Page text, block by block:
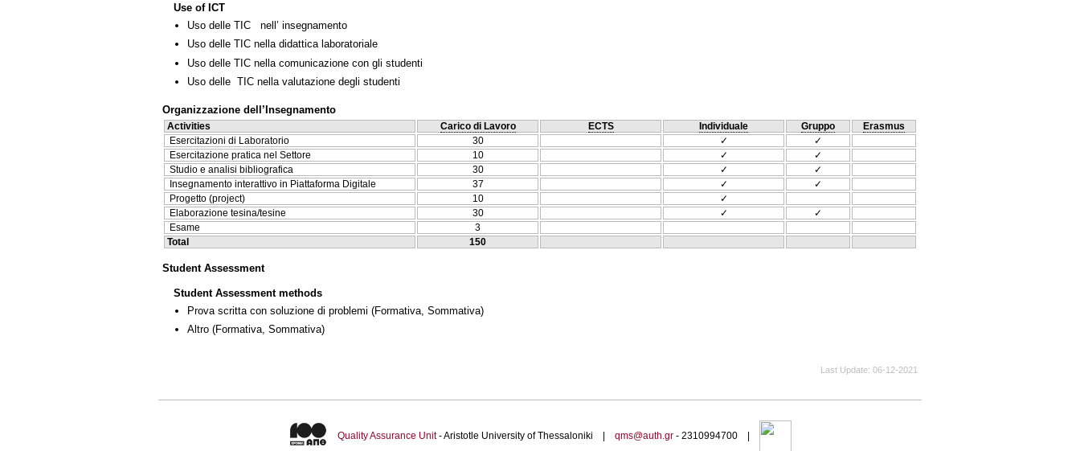
Use of ICT
Uso delle TIC nell’ insegnamento
Uso delle TIC nella didattica laboratoriale
Uso delle TIC nella comunicazione con gli studenti
Uso delle TIC nella valutazione degli studenti
Organizzazione dell’Insegnamento
Activities Carico di Lavoro ECTS Individuale Gruppo
Erasmus
Esercitazioni di Laboratorio
30 ✓
✓
Esercitazione pratica nel Settore
10 ✓
✓
Studio e analisi bibliografica
30 ✓
✓
Insegnamento interattivo in Piattaforma Digitale
37 ✓
✓
Progetto (project)
10
✓
Elaborazione tesina/tesine
30 ✓
✓
Esame
3
Total
150
Student Assessment
Student Assessment methods
Prova scritta con soluzione di problemi (Formativa, Sommativa)
Altro (Formativa, Sommativa)
Last Update 06-12-2021
Quality Assurance Unit- Aristotle University of Thessaloniki | qms@auth.gr- 2310994700 |